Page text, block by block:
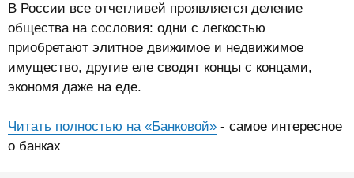
м
ы
а
л
а
В России все отчетливей проявляется деление
общества на сословия: одни с легкостью
приобретают элитное движимое и недвижимое
имущество, другие еле сводят концы с концами,
экономя даже на еде.
Читать полностью на «Банковой» - самое интересное
о банках